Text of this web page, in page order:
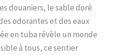
douaniers, le sable doré
odorantes et des eaux
en tuba révèle un monde
à tous, ce sentier